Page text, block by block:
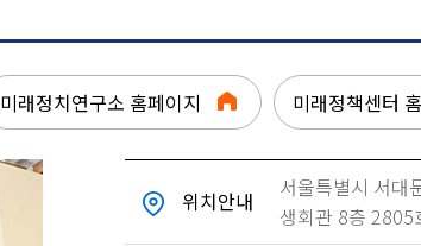
미래정치연구소 홈페이지 미래정책센터
위치안내
서울특별시 서대
생회관 8층 2805